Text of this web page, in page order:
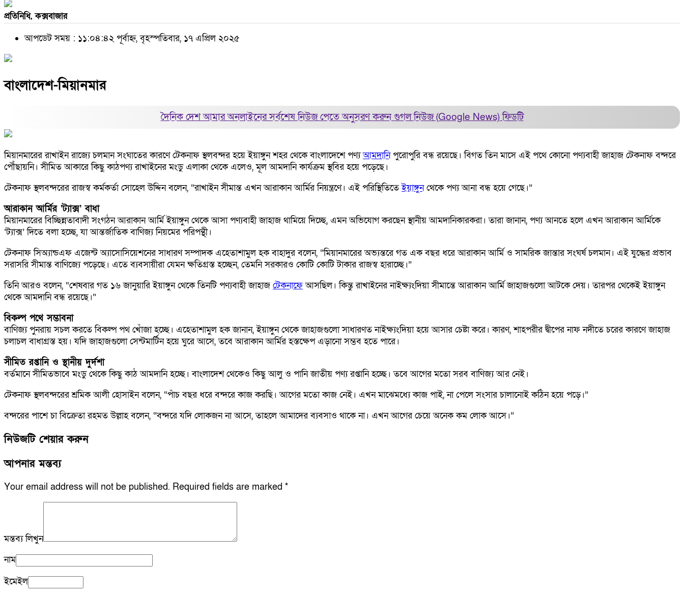
প্রতিনিধি, কক্সবাজার
আপডেট সময় : ১১:০৪:৪২ পূর্বাহ্ন, বৃহস্পতিবার, ১৭ এপ্রিল ২০২৫
বাংলাদেশ-মিয়ানমার
দৈনিক দেশ আমার অনলাইনের সর্বশেষ নিউজ পেতে অনুসরণ করুনগুগল নিউজ (Google News)ফিডটি
মিয়ানমারের রাখাইন রাজ্যে চলমান সংঘাতের কারণে টেকনাফ স্থলবন্দর হয়ে ইয়াঙ্গুন শহর থেকে বাংলাদেশে পণ্যআমদানিপুরোপুরি বন্ধ রয়েছে। বিগত তিন মাসে এই পথে কোনো পণ্যবাহী জাহাজ টেকনাফ বন্দরে
পৌঁছায়নি। সীমিত আকারে কিছু কাঠপণ্য রাখাইনের মংডু এলাকা থেকে এলেও, মূল আমদানি কার্যক্রম স্থবির হয়ে পড়েছে।
টেকনাফ স্থলবন্দরের রাজস্ব কর্মকর্তা সোহেল উদ্দিন বলেন, “রাখাইন সীমান্ত এখন আরাকান আর্মির নিয়ন্ত্রণে। এই পরিস্থিতিতেইয়াঙ্গুনথেকে পণ্য আনা বন্ধ হয়ে গেছে।”
আরাকান আর্মির ‘ট্যাক্স’ বাধা
মিয়ানমারের বিচ্ছিন্নতাবাদী সংগঠন আরাকান আর্মি ইয়াঙ্গুন থেকে আসা পণ্যবাহী জাহাজ থামিয়ে দিচ্ছে, এমন অভিযোগ করছেন স্থানীয় আমদানিকারকরা। তারা জানান, পণ্য আনতে হলে এখন আরাকান আর্মিকে
‘ট্যাক্স’ দিতে বলা হচ্ছে, যা আন্তর্জাতিক বাণিজ্য নিয়মের পরিপন্থী।
টেকনাফ সিঅ্যান্ডএফ এজেন্ট অ্যাসোসিয়েশনের সাধারণ সম্পাদক এহেতাশামুল হক বাহাদুর বলেন, “মিয়ানমারের অভ্যন্তরে গত এক বছর ধরে আরাকান আর্মি ও সামরিক জান্তার সংঘর্ষ চলমান। এই যুদ্ধের প্রভাব
সরাসরি সীমান্ত বাণিজ্যে পড়েছে। এতে ব্যবসায়ীরা যেমন ক্ষতিগ্রস্ত হচ্ছেন, তেমনি সরকারও কোটি কোটি টাকার রাজস্ব হারাচ্ছে।”
তিনি আরও বলেন, “শেষবার গত ১৬ জানুয়ারি ইয়াঙ্গুন থেকে তিনটি পণ্যবাহী জাহাজ টেকনাফেআসছিল। কিন্তু রাখাইনের নাইক্ষ্যংদিয়া সীমান্তে আরাকান আর্মি জাহাজগুলো আটকে দেয়। তারপর থেকেই ইয়াঙ্গুন
থেকে আমদানি বন্ধ রয়েছে।”
বিকল্প পথে সম্ভাবনা
বাণিজ্য পুনরায় সচল করতে বিকল্প পথ খোঁজা হচ্ছে। এহেতাশামুল হক জানান, ইয়াঙ্গুন থেকে জাহাজগুলো সাধারণত নাইক্ষ্যংদিয়া হয়ে আসার চেষ্টা করে। কারণ, শাহপরীর দ্বীপের নাফ নদীতে চরের কারণে জাহাজ
চলাচল বাধাগ্রস্ত হয়। যদি জাহাজগুলো সেন্টমার্টিন হয়ে ঘুরে আসে, তবে আরাকান আর্মির হস্তক্ষেপ এড়ানো সম্ভব হতে পারে।
সীমিত রপ্তানি ও স্থানীয় দুর্দশা
বর্তমানে সীমিতভাবে মংডু থেকে কিছু কাঠ আমদানি হচ্ছে। বাংলাদেশ থেকেও কিছু আলু ও পানি জাতীয় পণ্য রপ্তানি হচ্ছে। তবে আগের মতো সরব বাণিজ্য আর নেই।
টেকনাফ স্থলবন্দরের শ্রমিক আলী হোসাইন বলেন, “পাঁচ বছর ধরে বন্দরে কাজ করছি। আগের মতো কাজ নেই। এখন মাঝেমধ্যে কাজ পাই, না পেলে সংসার চালানোই কঠিন হয়ে পড়ে।”
বন্দরের পাশে চা বিক্রেতা রহমত উল্লাহ বলেন, “বন্দরে যদি লোকজন না আসে, তাহলে আমাদের ব্যবসাও থাকে না। এখন আগের চেয়ে অনেক কম লোক আসে।”
নিউজটি শেয়ার করুন
আপনার মন্তব্য
Your email address will not be published. Required fields are marked *
মন্তব্য লিখুন
নাম
ইমেইল